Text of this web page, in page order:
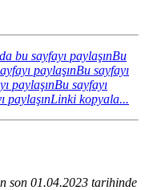
bu sayfayı paylaşınBu
paylaşınBu sayfayı
paylaşınBu sayfayı
paylaşınLinki kopyala...
son 01.04.2023 tarihinde